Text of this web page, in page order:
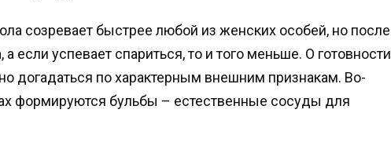
созревает быстрее любой из женских особей, но после
а если успевает спариться, то и того меньше. О готовности
догадаться по характерным внешним признакам. Во-
формируются бульбы – естественные сосуды для